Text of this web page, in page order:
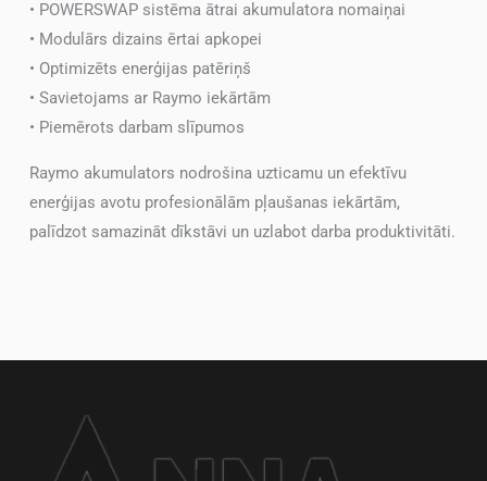
• POWERSWAP sistēma ātrai akumulatora nomaiņai
• Modulārs dizains ērtai apkopei
• Optimizēts enerģijas patēriņš
• Savietojams ar Raymo iekārtām
• Piemērots darbam slīpumos
Raymo akumulators nodrošina uzticamu un efektīvu
enerģijas avotu profesionālām pļaušanas iekārtām,
palīdzot samazināt dīkstāvi un uzlabot darba produktivitāti.